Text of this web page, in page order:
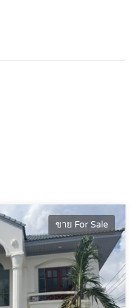
ขาย For Sale